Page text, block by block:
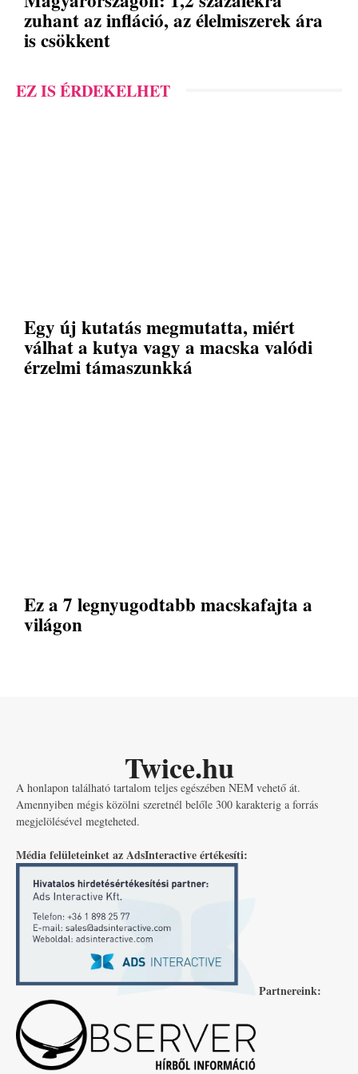
zuhant az infláció, az élelmiszerek ára
is csökkent
EZ IS ÉRDEKELHET
Egy új kutatás megmutatta, miért
válhat a kutya vagy a macska valódi
érzelmi támaszunkká
Ez a 7 legnyugodtabb macskafajta a
világon
Twice.hu
A honlapon található tartalom teljes egészében NEM vehető át.
Amennyiben mégis közölni szeretnél belőle 300 karakterig a forrás
megjelölésével megteheted.
Média felületeinket az AdsInteractive értékesíti:
Partnereink: